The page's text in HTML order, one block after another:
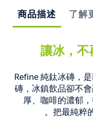
商品描述 了解
讓冰，不
Refine 純鈦冰磚，
磚，冰鎮飲品卻不
厚、咖啡的濃郁
。把最純粹